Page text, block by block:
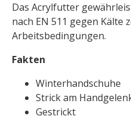
Das Acrylfutter
nach EN 511 gegen
Arbeitsbedingungen.
Fakten
Winterhandschuhe
Strick am
Gestrickt